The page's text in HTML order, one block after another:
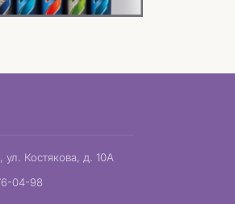
ул. Костякова, д. 10А
04-98